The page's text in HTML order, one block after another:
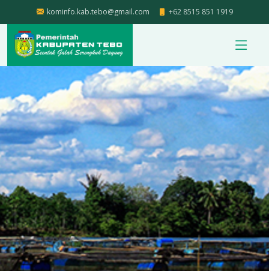
kominfo.kab.tebo@gmail.com +62 8515 851 1919